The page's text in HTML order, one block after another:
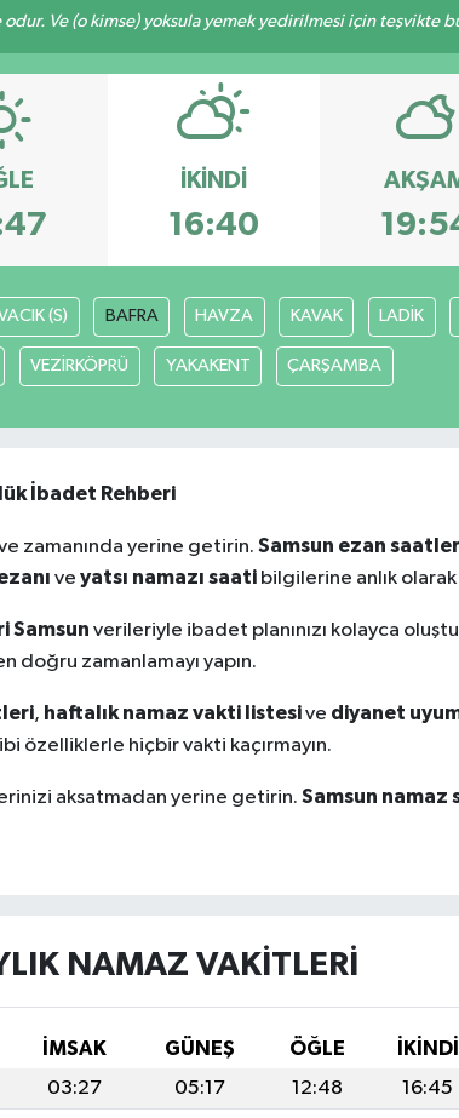
Ve (o kimse) yoksula yemek yedirilmesi için teşvikte
İKINDI
16:40
(S) BAFRA HAVZA KAVAK LADİK
VEZİRKÖPRÜ YAKAKENT ÇARŞAMBA
İbadet Rehberi
zamanında yerine getirin.Samsun ezan
veyatsı namazı saati bilgilerine anlık olarak
Samsun verileriyle ibadet planınızı kolayca
doğru zamanlamayı yapın.
, haftalık namaz vakti listesive diyanet
özelliklerle hiçbir vakti kaçırmayın.
aksatmadan yerine getirin.Samsun namaz
NAMAZ VAKITLERI
İMSAK GÜNEŞ ÖĞLE İKINDI
03:27 05:17 12:48 16:45